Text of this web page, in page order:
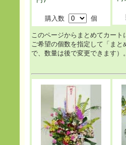
購入数 個
このページからまとめてカー
ご希望の個数を指定して「ま
で、数量は後で変更できます）